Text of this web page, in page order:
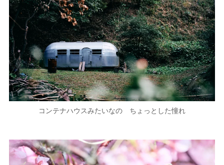
コンテナハウスみたいなの ちょっとした憧れ